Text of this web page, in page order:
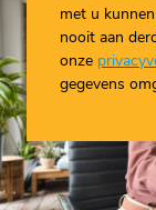
met u
nooit aan
onze
gegevens